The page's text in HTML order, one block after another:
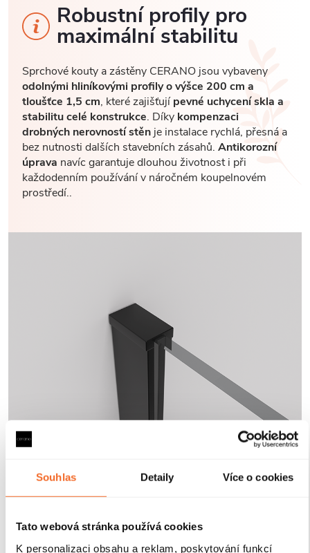
Souhlas Detaily Více o cookies
Tato webová stránka používá cookies
K personalizaci obsahu a reklam, poskytování funkcí
Robustní profily pro
maximální stabilitu
Sprchové kouty a zástěny CERANO jsou vybaveny
odolnými hliníkovými profily o výšce 200 cm a
tloušťce 1,5 cm, které zajišťujípevné uchycení skla a
stabilitu celé konstrukce. Díky kompenzaci
drobných nerovností stěnje instalace rychlá, přesná a
bez nutnosti dalších stavebních zásahů. Antikorozní
úprava navíc garantuje dlouhou životnost i při
každodenním používání v náročném koupelnovém
prostředí..